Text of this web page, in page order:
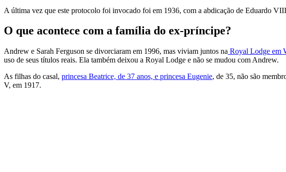
A última vez que este protocolo foi invocado foi em 1936, com a abdicação de Eduardo
O que acontece com a família do ex-príncipe?
Andrew e Sarah Ferguson se divorciaram em 1996, mas viviam juntos na Royal Lodge em
uso de seus títulos reais. Ela também deixou a Royal Lodge e não se mudou com Andrew.
As filhas do casal, princesa Beatrice, de 37 anos, e princesa Eugenie, de 35, não são
V, em 1917.